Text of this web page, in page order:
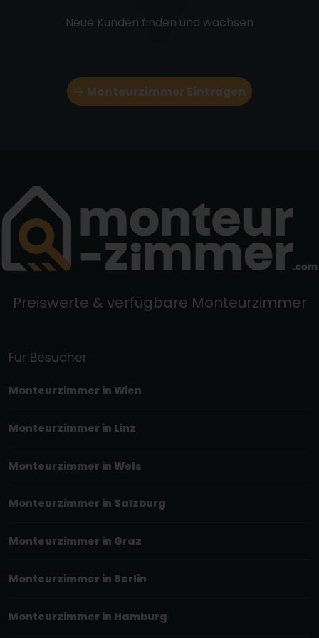
Neue Kunden finden und wachsen
Monteurzimmer Eintragen
Preiswerte & verfügbare Monteurzimmer
Für Besucher
Monteurzimmer in Wien
Monteurzimmer in Linz
Monteurzimmer in Wels
Monteurzimmer in Salzburg
Monteurzimmer in Graz
Monteurzimmer in Berlin
Monteurzimmer in Hamburg